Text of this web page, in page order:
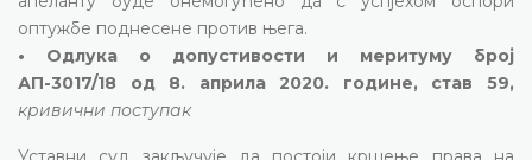
оптужбе поднесене против њега.
• Одлука о допустивости и меритуму број
АП-3017/18 од 8. априла 2020. године, став 59,
кривични поступак